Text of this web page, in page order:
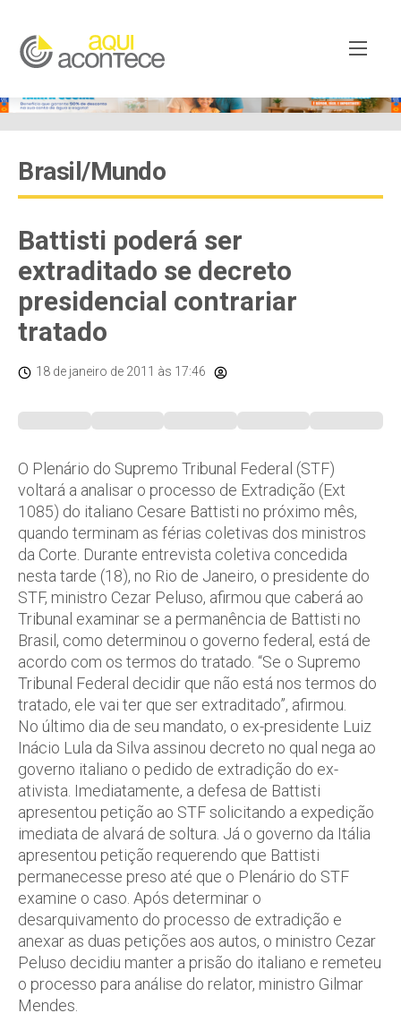
Brasil/Mundo
Battisti poderá ser
extraditado se decreto
presidencial contrariar
tratado
18 de janeiro de 2011 às 17:46
O Plenário do Supremo Tribunal Federal (STF)
voltará a analisar o processo de Extradição (Ext
1085) do italiano Cesare Battisti no próximo mês,
quando terminam as férias coletivas dos ministros
da Corte. Durante entrevista coletiva concedida
nesta tarde (18), no Rio de Janeiro, o presidente do
STF, ministro Cezar Peluso, afirmou que caberá ao
Tribunal examinar se a permanência de Battisti no
Brasil, como determinou o governo federal, está de
acordo com os termos do tratado. “Se o Supremo
Tribunal Federal decidir que não está nos termos do
tratado, ele vai ter que ser extraditado”, afirmou.
No último dia de seu mandato, o ex-presidente Luiz
Inácio Lula da Silva assinou decreto no qual nega ao
governo italiano o pedido de extradição do ex-
ativista. Imediatamente, a defesa de Battisti
apresentou petição ao STF solicitando a expedição
imediata de alvará de soltura. Já o governo da Itália
apresentou petição requerendo que Battisti
permanecesse preso até que o Plenário do STF
examine o caso. Após determinar o
desarquivamento do processo de extradição e
anexar as duas petições aos autos, o ministro Cezar
Peluso decidiu manter a prisão do italiano e remeteu
o processo para análise do relator, ministro Gilmar
Mendes.